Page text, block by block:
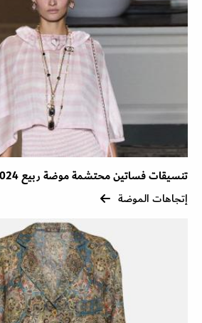
تنسيقات فساتين محتشمة موضة ربيع 2024 لإطلالة رمضانية راقية
إتجاهات الموضة